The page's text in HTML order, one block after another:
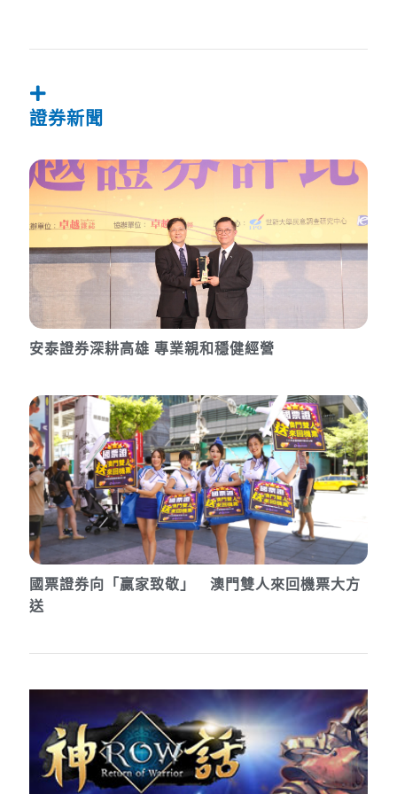
證券新聞
安泰證券深耕高雄 專業親和穩健經營
國票證券向「贏家致敬」 澳門雙人來回機票大方
送